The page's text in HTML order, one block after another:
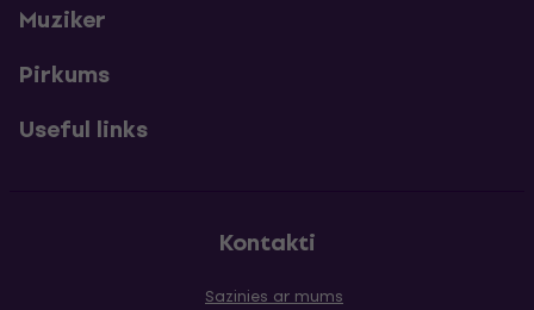
Muziker
Pirkums
Useful links
Kontakti
Sazinies ar mums